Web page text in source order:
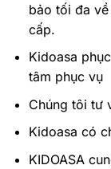
bảo tối đa
cấp.
Kidoasa
tâm phục vụ
Chúng tôi tư
Kidoasa có
KIDOASA